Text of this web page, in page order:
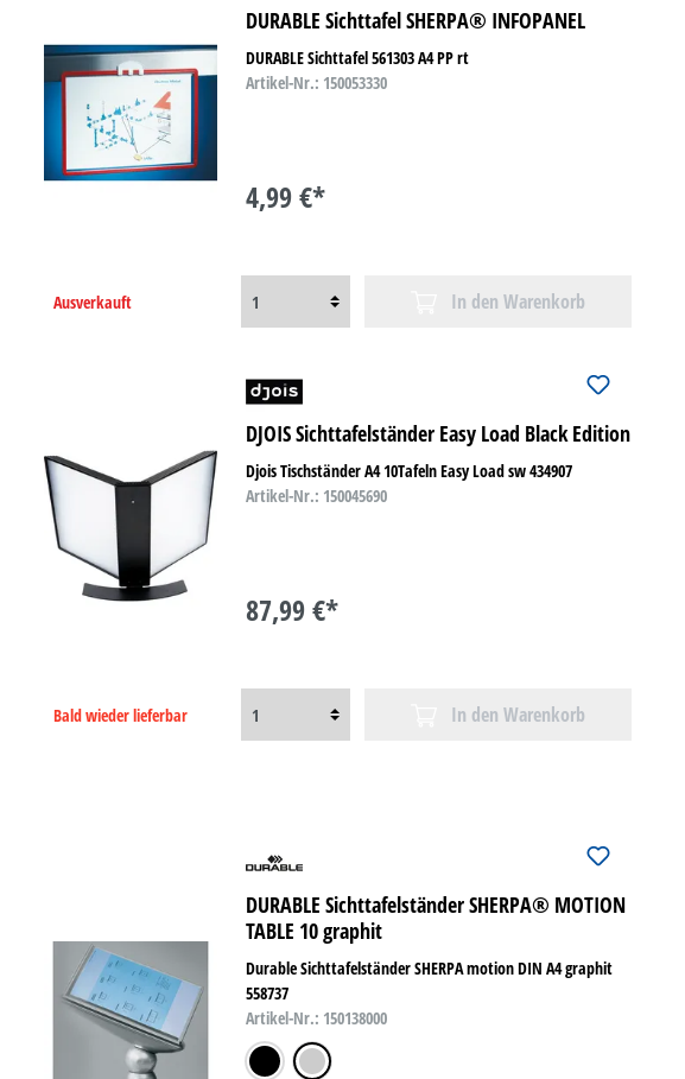
DURABLE Sichttafel SHERPA® INFOPANEL
DURABLE Sichttafel 561303 A4 PP rt
Artikel-Nr.: 150053330
4,99 €*
Ausverkauft In den Warenkorb
DJOIS Sichttafelständer Easy Load Black Edition
Djois Tischständer A4 10Tafeln Easy Load sw 434907
Artikel-Nr.: 150045690
87,99 €*
Bald wieder lieferbar In den Warenkorb
DURABLE Sichttafelständer SHERPA® MOTION
TABLE 10 graphit
Durable Sichttafelständer SHERPA motion DIN A4 graphit
558737
Artikel-Nr.: 150138000
schwarzgraphit